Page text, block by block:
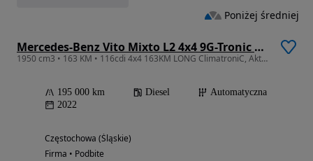
Mercedes-Benz Vito Mixto L2 4x4 9G-Tronic 447.703
1950 cm3 • 163 KM • 116cdi 4x4 163KM LONG ClimatroniC, Aktywny Tempomat, Krajowy, F.Vat23%
195 000 km Diesel
Automatyczna
2022
Częstochowa (Śląskie)
Firma • Podbite
Poniżej średniej